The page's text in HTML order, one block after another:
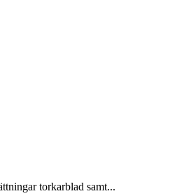
torkarblad samt...